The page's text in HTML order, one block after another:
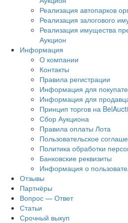
Реализация автопарков
Реализация залогового
Реализация имущества
Аукцион
Информация
О компании
Контакты
Правила регистрации
Информация для
Информация для
Принцип торгов на
Сбор Аукциона
Правила оплаты Лота
Пользовательское
Политика обработки
Банковские реквизиты
Информация о
Отзывы
Партнёры
Вопрос — Ответ
Статьи
Срочный выкуп